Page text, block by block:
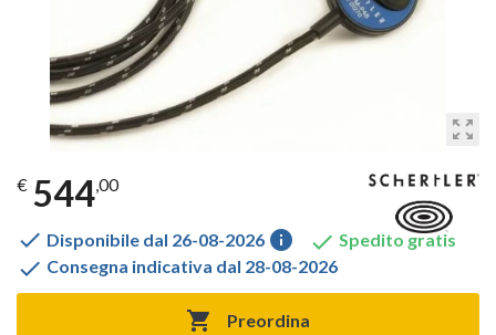
zoom_out_map
€ 544,00
 Disponibile dal 26-08-2026 info  Spedito gratis
 Consegna indicativa dal 28-08-2026
 Preordina